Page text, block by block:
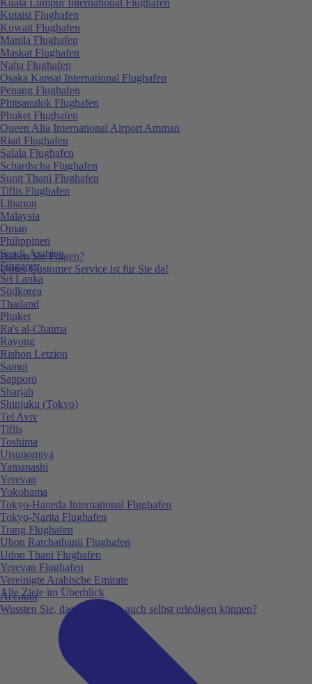
Haben Sie Fragen?
Unser Customer Service ist für Sie da!
Account
Wussten Sie, dass Sie vieles auch selbst erledigen können?
Kutaisi Flughafen
Kuwait Flughafen
Manila Flughafen
Maskat Flughafen
Naha Flughafen
Osaka Kansai International Flughafen
Penang Flughafen
Phitsanulok Flughafen
Phuket Flughafen
Queen Alia International Airport Amman
Riad Flughafen
Salala Flughafen
Schardscha Flughafen
Surat Thani Flughafen
Tiflis Flughafen
Libanon
Malaysia
Oman
Philippinen
Saudi-Arabien
Singapur
Sri Lanka
Südkorea
Thailand
Phuket
Ra's al-Chaima
Rayong
Rishon Letzion
Samui
Sapporo
Sharjah
Shinjuku (Tokyo)
Tel Aviv
Tiflis
Toshima
Utsunomiya
Yamanashi
Yerevan
Yokohama
Tokyo-Haneda International Flughafen
Tokyo-Narita Flughafen
Trang Flughafen
Ubon Ratchathanii Flughafen
Udon Thani Flughafen
Yerevan Flughafen
Vereinigte Arabische Emirate
Alle Ziele im Überblick